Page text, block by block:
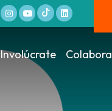
Involúcrate Colabora